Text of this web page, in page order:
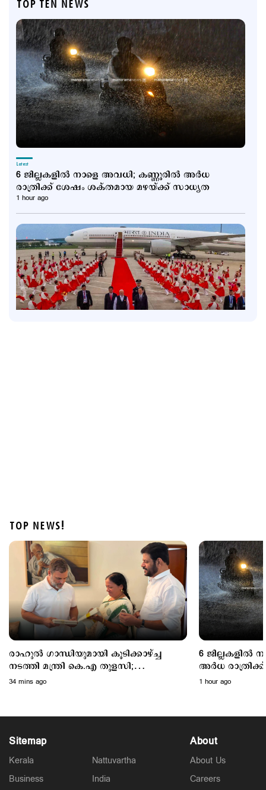
TOP TEN NEWS
Latest
6 ജില്ലകളിൽ നാളെ അവധി; കണ്ണൂരിൽ അര്‍ധ
രാത്രിക്ക് ശേഷം ശക്തമായ മഴയ്ക്ക് സാധ്യത
1 hour ago
Latest
സാമൂഹികക്ഷേമ പെൻഷൻ ഇനി ബാങ്ക്
അക്കൗണ്ടിലേക്ക്; സഹകരണ ബാങ്കുകളെ ഒഴിവാക്കി
3 hours ago
TOP NEWS!
രാഹുൽ ഗാന്ധിയുമായി കൂടിക്കാഴ്ച്ച
നടത്തി മന്ത്രി കെ.എ തുളസി;
ഓണക്കോടിയും സമ്മാനിച്ചു..
34 mins ago
6 ജില്ലകളിൽ
അര്‍ധ
മഴയ്ക്ക്
1 hour ago
Sitemap
Kerala
Business
Nattuvartha
India
About
About Us
Careers